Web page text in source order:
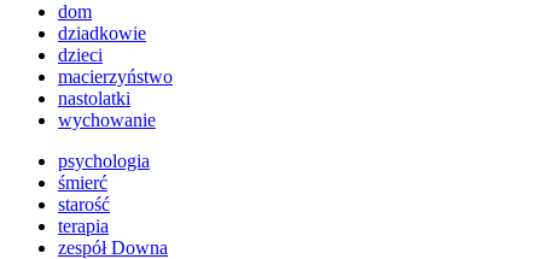
dom
dziadkowie
dzieci
macierzyństwo
nastolatki
wychowanie
psychologia
śmierć
starość
terapia
zespół Downa